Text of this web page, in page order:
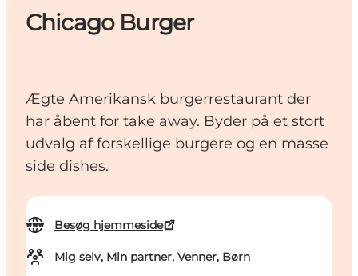
Chicago Burger
Ægte Amerikansk burgerrestaurant der
har åbent for take away. Byder på et stort
udvalg af forskellige burgere og en masse
side dishes.
Besøg hjemmeside
Mig selv, Min partner, Venner, Børn